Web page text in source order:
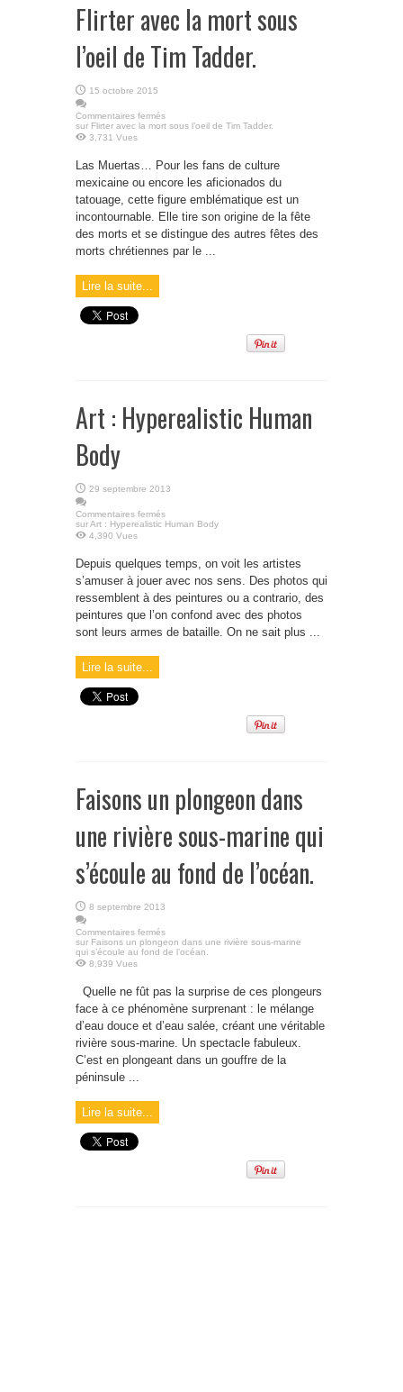
Flirter avec la mort sous
l’oeil de Tim Tadder.
15 octobre 2015
Commentaires fermés
sur Flirter avec la mort sous l’oeil de Tim Tadder.
3,731 Vues
Las Muertas… Pour les fans de culture
mexicaine ou encore les aficionados du
tatouage, cette figure emblématique est un
incontournable. Elle tire son origine de la fête
des morts et se distingue des autres fêtes des
morts chrétiennes par le ...
Lire la suite...
Art : Hyperealistic Human
Body
29 septembre 2013
Commentaires fermés
sur Art : Hyperealistic Human Body
4,390 Vues
Depuis quelques temps, on voit les artistes
s’amuser à jouer avec nos sens. Des photos qui
ressemblent à des peintures ou a contrario, des
peintures que l’on confond avec des photos
sont leurs armes de bataille. On ne sait plus ...
Lire la suite...
Faisons un plongeon dans
une rivière sous-marine qui
s’écoule au fond de l’océan.
8 septembre 2013
Commentaires fermés
sur Faisons un plongeon dans une rivière sous-marine
qui s’écoule au fond de l’océan.
8,939 Vues
Quelle ne fût pas la surprise de ces plongeurs
face à ce phénomène surprenant : le mélange
d’eau douce et d’eau salée, créant une véritable
rivière sous-marine. Un spectacle fabuleux.
C’est en plongeant dans un gouffre de la
péninsule ...
Lire la suite...